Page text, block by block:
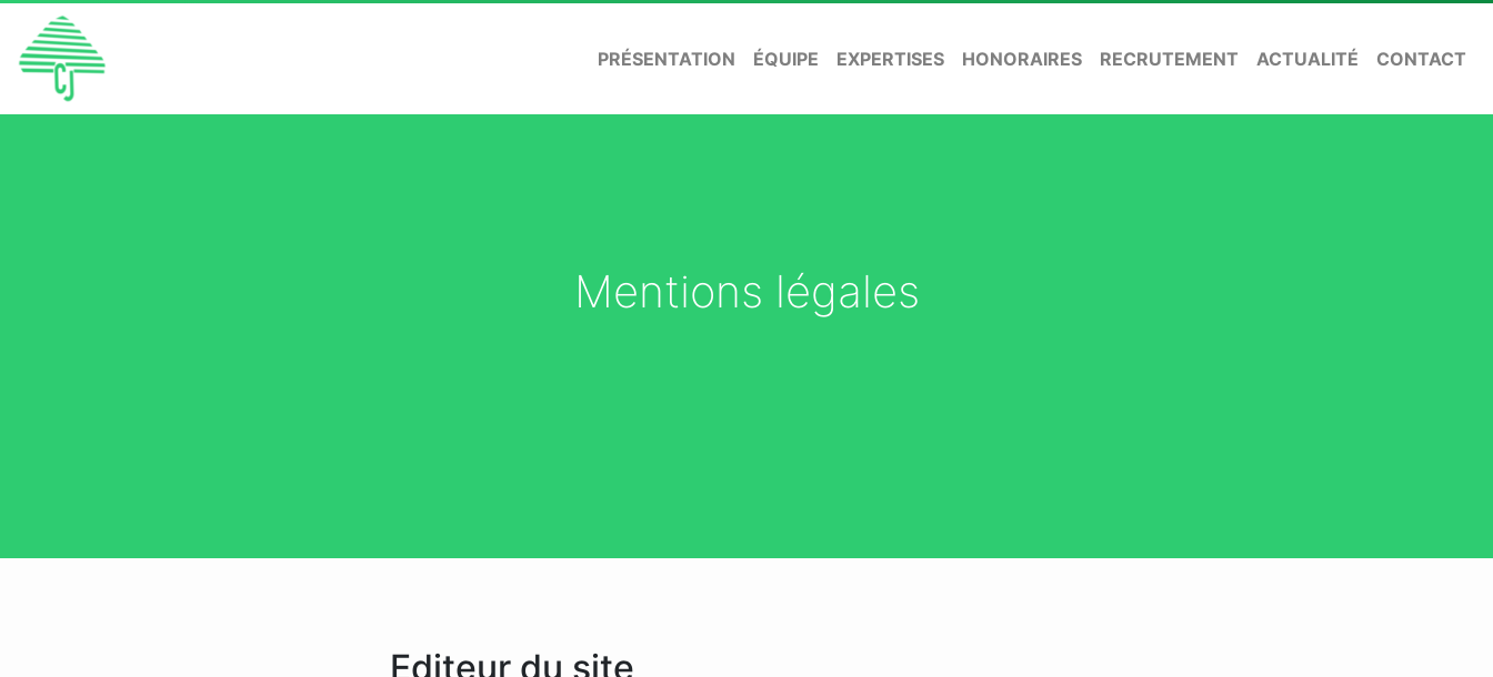
PRÉSENTATION ÉQUIPE EXPERTISES HONORAIRES RECRUTEMENT ACTUALITÉ CONTACT
Mentions légales
Editeur du site